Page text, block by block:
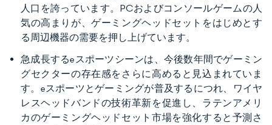
人口を誇っています。PCおよびコンソールゲームの人
気の高まりが、ゲーミングヘッドセットをはじめとす
る周辺機器の需要を押し上げています。
急成長するeスポーツシーンは、今後数年間でゲーミン
グセクターの存在感をさらに高めると見込まれていま
す。eスポーツとゲーミングが普及するにつれ、ワイヤ
レスヘッドバンドの技術革新を促進し、ラテンアメリ
カのゲーミングヘッドセット市場を強化すると予測さ